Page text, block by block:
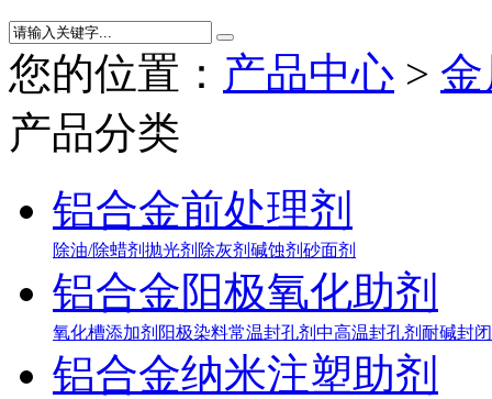
您的位置： 产品中心 >
产品分类
铝合金前处理剂
除油/除蜡剂 抛光剂 除灰剂 碱蚀剂 砂面剂
铝合金阳极氧化助剂
氧化槽添加剂 阳极染料常温封孔剂 中高温封孔剂 耐碱封
铝合金纳米注塑助剂